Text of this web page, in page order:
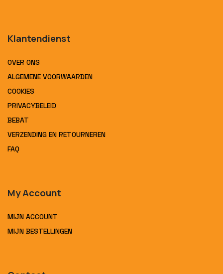
Klantendienst
OVER ONS
ALGEMENE VOORWAARDEN
COOKIES
PRIVACYBELEID
BEBAT
VERZENDING EN RETOURNEREN
FAQ
My Account
MIJN ACCOUNT
MIJN BESTELLINGEN